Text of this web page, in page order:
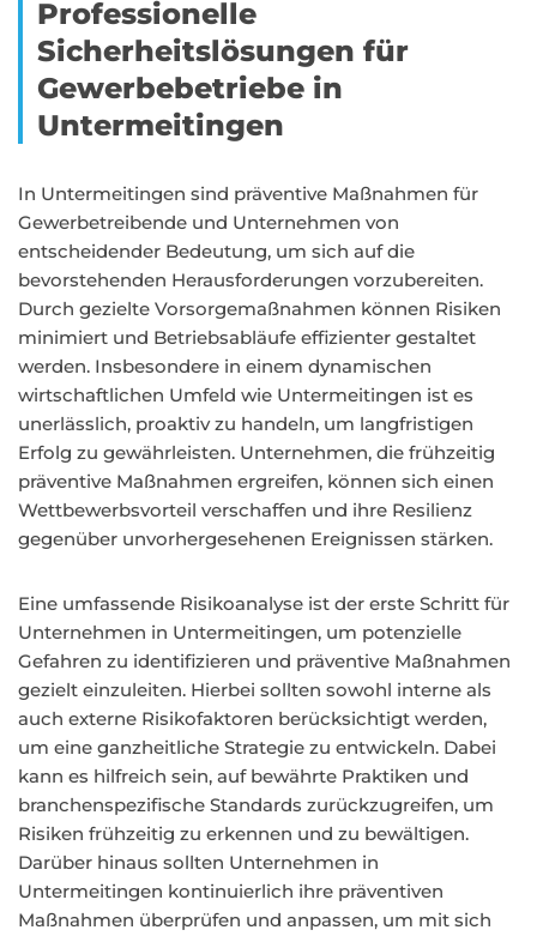
Professionelle
Sicherheitslösungen für
Gewerbebetriebe in
Untermeitingen
In Untermeitingen sind präventive Maßnahmen für
Gewerbetreibende und Unternehmen von
entscheidender Bedeutung, um sich auf die
bevorstehenden Herausforderungen vorzubereiten.
Durch gezielte Vorsorgemaßnahmen können Risiken
minimiert und Betriebsabläufe effizienter gestaltet
werden. Insbesondere in einem dynamischen
wirtschaftlichen Umfeld wie Untermeitingen ist es
unerlässlich, proaktiv zu handeln, um langfristigen
Erfolg zu gewährleisten. Unternehmen, die frühzeitig
präventive Maßnahmen ergreifen, können sich einen
Wettbewerbsvorteil verschaffen und ihre Resilienz
gegenüber unvorhergesehenen Ereignissen stärken.
Eine umfassende Risikoanalyse ist der erste Schritt für
Unternehmen in Untermeitingen, um potenzielle
Gefahren zu identifizieren und präventive Maßnahmen
gezielt einzuleiten. Hierbei sollten sowohl interne als
auch externe Risikofaktoren berücksichtigt werden,
um eine ganzheitliche Strategie zu entwickeln. Dabei
kann es hilfreich sein, auf bewährte Praktiken und
branchenspezifische Standards zurückzugreifen, um
Risiken frühzeitig zu erkennen und zu bewältigen.
Darüber hinaus sollten Unternehmen in
Untermeitingen kontinuierlich ihre präventiven
Maßnahmen überprüfen und anpassen, um mit sich